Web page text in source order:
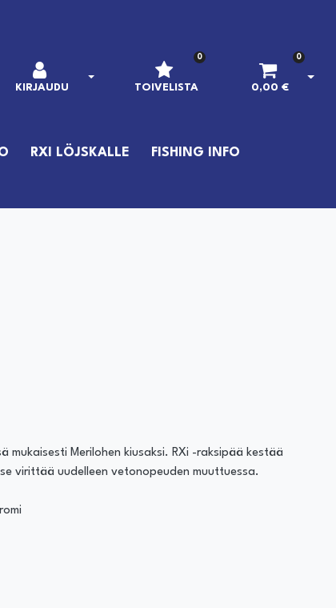
KIRJAUDU
AVAA KIRJAUTUMINEN
TOIVELISTA
0 0
0,00 €
RXI LÖJSKALLE FISHING INFO
mukaisesti Merilohen kiusaksi. RXi -raksipää kestää
virittää uudelleen vetonopeuden muuttuessa.